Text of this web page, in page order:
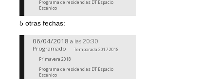
Programa de residencias DT Espacio
Escénico
5 otras fechas:
06/04/2018 a las 20:30
Programado
Temporada 2017 2018
Primavera 2018
Programa de residencias DT Espacio
Escénico